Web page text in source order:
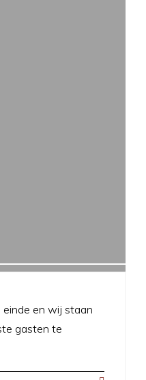
einde en wij staan
gasten te